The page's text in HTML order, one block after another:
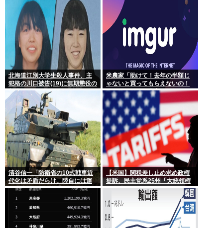
北海道江別大学生殺人事件、主
犯格の川口被告(19)に無期懲役の
判決
米農家「助けて！去年の半額じ
ゃないと買ってもらえないの！
作れば作るほど赤字で死にそ
う！」
清谷信一「防衛省の10式戦車近
代化は矛盾だらけ。陸自には運
用理念もコスト意識もない」
【米国】関税差し止め求め政権
提訴、民主党系25州「大統領権
限逸脱」